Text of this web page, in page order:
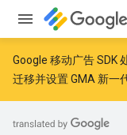
Google 移动广告 SDK
迁移并设置 GMA 新一